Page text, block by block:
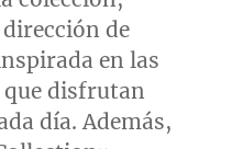
de
en las
disfrutan
día. Además,